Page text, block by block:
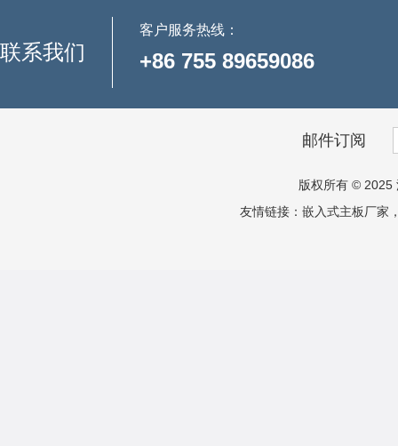
联系我们
客户服务热线：
+86 755 89659086
邮件订阅
版权所有 © 2025
友情链接： 嵌入式主板厂家